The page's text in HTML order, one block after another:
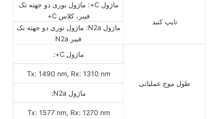
تایپ کنید
ماژول C+: ماژول نوری دو جهته تک
فیبر، کلاس C+
ماژول N2a: ماژول نوری دو جهته تک
فیبر N2a
طول موج عملیاتی
ماژول C+:
Tx: 1490 nm, Rx: 1310 nm
ماژول N2a:
Tx: 1577 nm, Rx: 1270 nm